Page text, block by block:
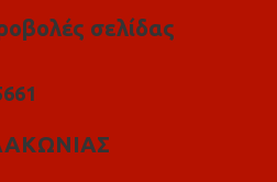
σελίδας
661